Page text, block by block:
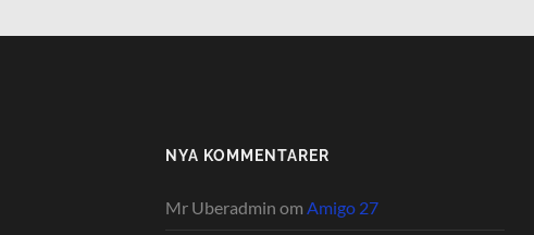
NYA KOMMENTARER
Mr Uberadmin om Amigo 27